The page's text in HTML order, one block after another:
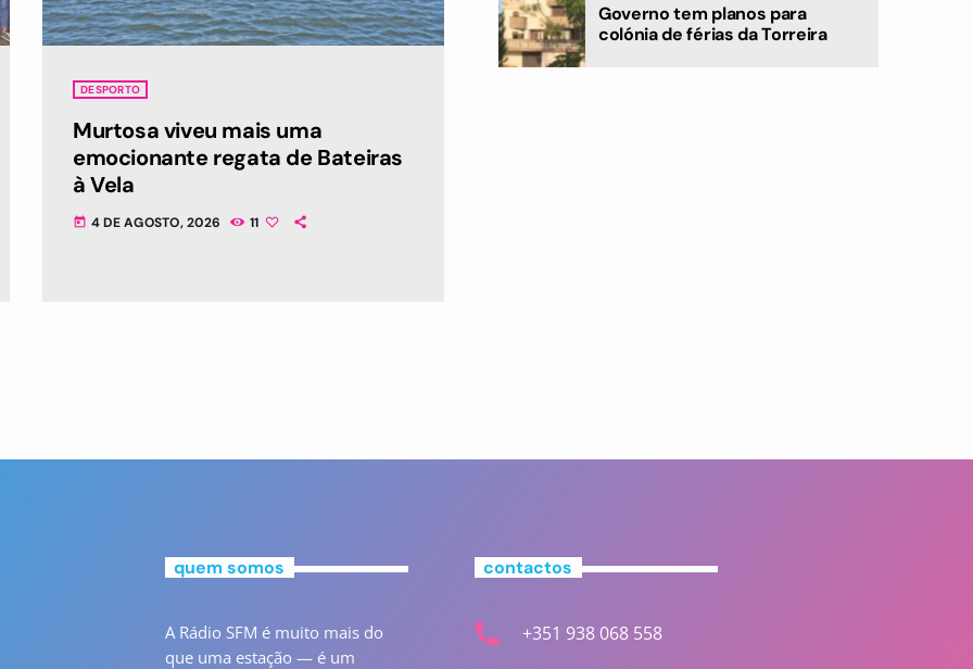
DESPORTO
Murtosa viveu mais uma
emocionante regata de Bateiras
à Vela
today 4 DE AGOSTO, 2026 11
Governo tem planos para
colónia de férias da Torreira
quem somos
A Rádio SFM é muito mais do
que uma estação — é um
contactos
+351 938 068 558